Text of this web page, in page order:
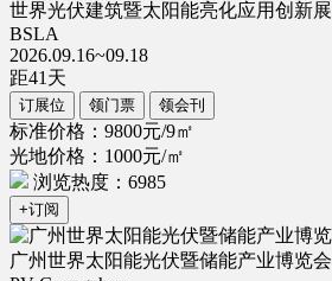
世界光伏建筑暨太阳能亮化应用创新展
BSLA
2026.09.16~09.18
距41 天
订展位 领门票 领会刊
标准价格：9800元/9㎡
光地价格：1000元/㎡
浏览热度：6985
+订阅
广州世界太阳能光伏暨储能产业博览会